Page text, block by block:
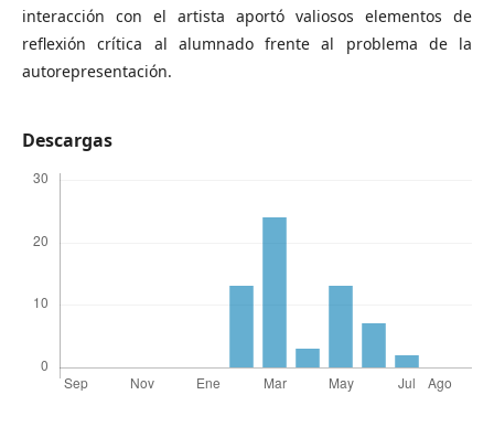
interacción con el artista aportó valiosos elementos de
reflexión crítica al alumnado frente al problema de la
autorepresentación.
Descargas